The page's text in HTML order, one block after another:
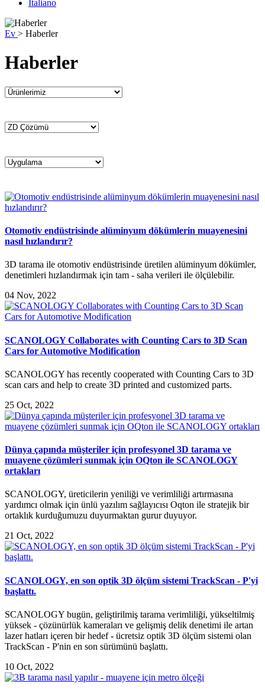
Italiano
Ev > Haberler
Haberler
Otomotiv endüstrisinde alüminyum dökümlerin muayenesini
nasıl hızlandırır?
3D tarama ile otomotiv endüstrisinde üretilen alüminyum dökümler,
denetimleri hızlandırmak için tam - saha verileri ile ölçülebilir.
04 Nov, 2022
SCANOLOGY Collaborates with Counting Cars to 3D Scan
Cars for Automotive Modification
SCANOLOGY has recently cooperated with Counting Cars to 3D
scan cars and help to create 3D printed and customized parts.
25 Oct, 2022
Dünya çapında müşteriler için profesyonel 3D tarama ve
muayene çözümleri sunmak için OQton ile SCANOLOGY
ortakları
SCANOLOGY, üreticilerin yeniliği ve verimliliği artırmasına
yardımcı olmak için ünlü yazılım sağlayıcısı Oqton ile stratejik bir
ortaklık kurduğumuzu duyurmaktan gurur duyuyor.
21 Oct, 2022
SCANOLOGY, en son optik 3D ölçüm sistemi TrackScan - P'yi
başlattı.
SCANOLOGY bugün, geliştirilmiş tarama verimliliği, yükseltilmiş
yüksek - çözünürlük kameraları ve gelişmiş delik denetimi ile artan
lazer hatları içeren bir hedef - ücretsiz optik 3D ölçüm sistemi olan
TrackScan - P'nin en son sürümünü başlattı.
10 Oct, 2022